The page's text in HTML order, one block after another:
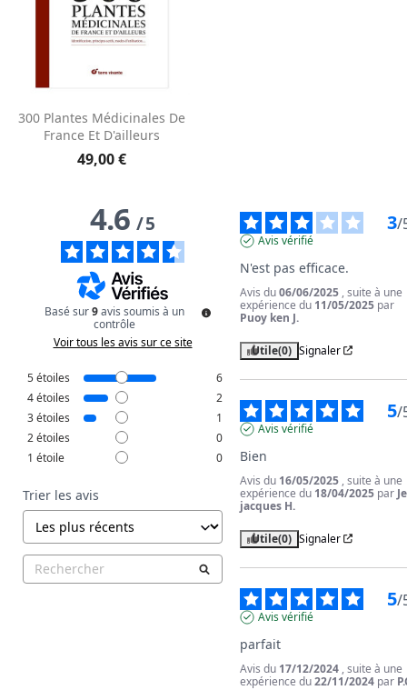
300 Plantes Médicinales De
France Et D'ailleurs
49,00 €
4.6/5
Basé sur9avis soumis à un
contrôle
Voir tous les avis sur ce site
5étoiles
6
4étoiles
2
3étoiles
1
2étoiles
0
1 étoile 0
Trier les avis
3/
Avis vérifié
N'est pas efficace.
Avis du06/06/2025 , suite à une
expérience du 11/05/2025 par
Puoy ken J.
Utile(0) Signaler
5/
Avis vérifié
Bien
Avis du 16/05/2025 , suite à une
expérience du 18/04/2025 par
jacques H.
Utile(0) Signaler
5/
Avis vérifié
parfait
Avis du 17/12/2024 , suite à une
expérience du22/11/2024 par